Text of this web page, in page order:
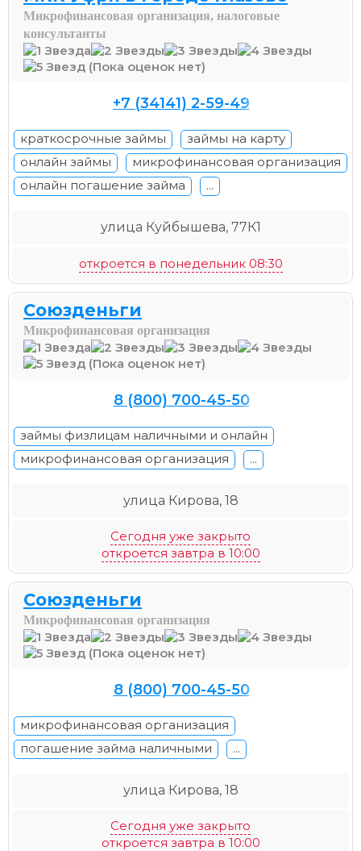
Микрофинансовая организация, налоговые
консультанты
(Пока оценок нет)
+7 (34141) 2-59-49
краткосрочные займы
займы на карту
онлайн займы
микрофинансовая организация
онлайн погашение займа
...
улица Куйбышева, 77К1
откроется в понедельник 08:30
Союзденьги
Микрофинансовая организация
(Пока оценок нет)
8 (800) 700-45-50
займы физлицам наличными и онлайн
микрофинансовая организация
...
улица Кирова, 18
Сегодня уже закрыто
откроется завтра в 10:00
Союзденьги
Микрофинансовая организация
(Пока оценок нет)
8 (800) 700-45-50
микрофинансовая организация
погашение займа наличными
...
улица Кирова, 18
Сегодня уже закрыто
откроется завтра в 10:00